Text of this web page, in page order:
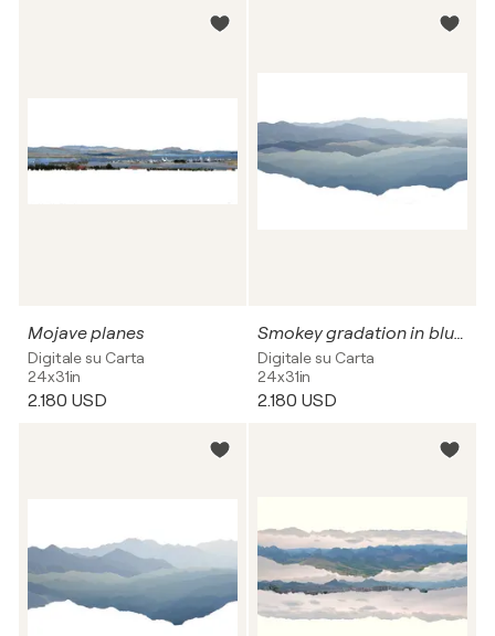
Mojave planes
Digitale su Carta
24x31in
2.180 USD
Smokey gradation in blue 1
Digitale su Carta
24x31in
2.180 USD